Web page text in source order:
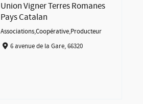
Union Vigner Terres Romanes
Pays Catalan
Associations,Coopérative,Producteur
6 avenue de la Gare, 66320